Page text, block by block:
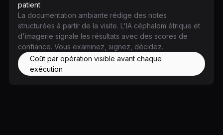
patient
La documentation ambiante rédige des notes
structurées à partir de la visite. L'IA céphalom étrique et
d'imagerie signale les résultats avec des scores de
confiance. Vous examinez, signez, décidez.
Coût par opération visible avant chaque
exécution